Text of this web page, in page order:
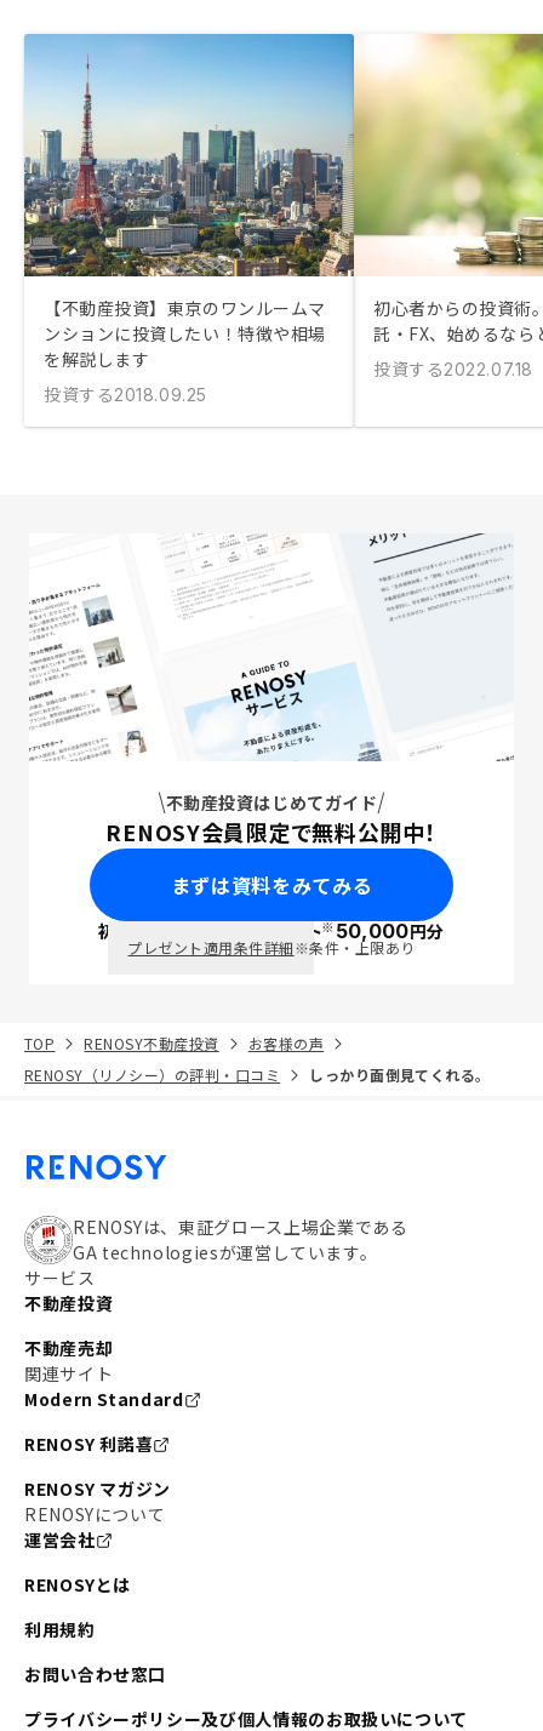
【不動産投資】東京のワンルームマ
ンションに投資したい！特徴や相場
を解説します
投資する2018.09.25
初心者からの投資術
託・FX、始めるなら
投資する2022.07.18
不動産投資はじめてガイド
RENOSY会員限定で無料公開中！
まずは資料をみてみる
初回面談で ポイント※50,000円分
プレゼント適用条件詳細※条件・上限あり
TOP RENOSY不動産投資
お客様の声
RENOSY（リノシー）の評判・口コミ
しっかり面倒見てくれる。
RENOSYは、東証グロース上場企業である
GA technologiesが運営しています。
サービス
不動産投資
不動産売却
関連サイト
Modern Standard
RENOSY 利諾喜
RENOSY マガジン
RENOSYについて
運営会社
RENOSYとは
利用規約
お問い合わせ窓口
プライバシーポリシー及び個人情報のお取扱いについて